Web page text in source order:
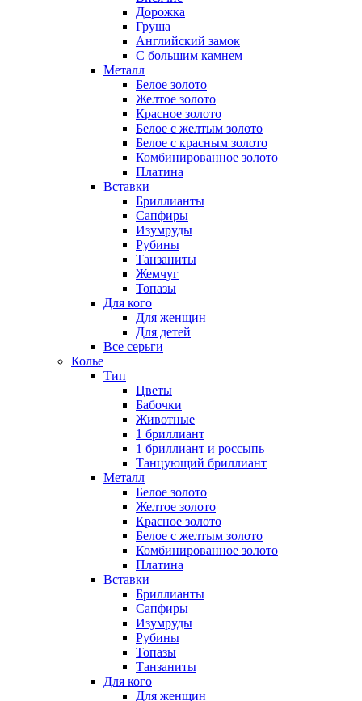
Дорожка
Груша
Английский замок
С большим камнем
Металл
Белое золото
Желтое золото
Красное золото
Белое с желтым золото
Белое с красным золото
Комбинированное золото
Платина
Вставки
Бриллианты
Сапфиры
Изумруды
Рубины
Танзаниты
Жемчуг
Топазы
Для кого
Для женщин
Для детей
Все серьги
Колье
Тип
Цветы
Бабочки
Животные
1 бриллиант
1 бриллиант и россыпь
Танцующий бриллиант
Металл
Белое золото
Желтое золото
Красное золото
Белое с желтым золото
Комбинированное золото
Платина
Вставки
Бриллианты
Сапфиры
Изумруды
Рубины
Топазы
Танзаниты
Для кого
Для женщин